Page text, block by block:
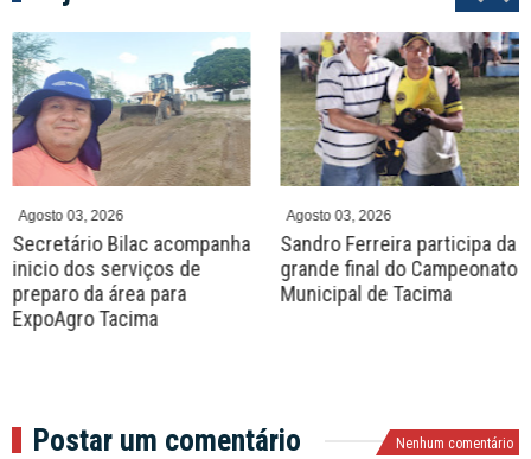
Agosto 03, 2026
Secretário Bilac acompanha
inicio dos serviços de
preparo da área para
ExpoAgro Tacima
Agosto 03, 2026
Sandro Ferreira participa da
grande final do Campeonato
Municipal de Tacima
P
r
e
v
N
e
x
t
Postar um comentário Nenhum comentário